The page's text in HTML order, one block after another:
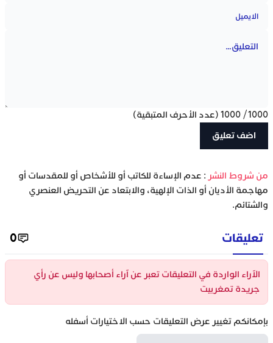
1000
/
1000 (عدد الأحرف المتبقية)
‫من شروط النشر : عدم الإساءة للكاتب أو للأشخاص أو للمقدسات أو
مهاجمة الأديان أو الذات الإلهية، والابتعاد عن التحريض العنصري
والشتائم.
تعليقات 0
الآراء الواردة في التعليقات تعبر عن آراء أصحابها وليس عن رأي
جريدة تمغربيت
بإمكانكم تغيير عرض التعليقات حسب الاختيارات أسفله